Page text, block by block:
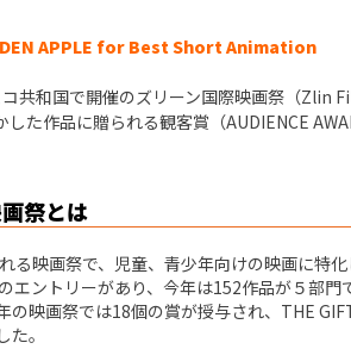
APPLE for Best Short Animation
共和国で開催のズリーン国際映画祭（Zlin
した作品に贈られる観客賞（AUDIENCE
祭とは
る映画祭で、児童、青少年向けの映画に特
エントリーがあり、今年は152作品が５部門
映画祭では18個の賞が授与され、THE
。